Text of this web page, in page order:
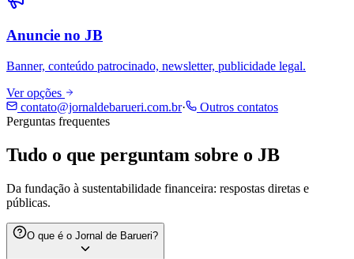
Anuncie no JB
Banner, conteúdo patrocinado, newsletter, publicidade legal.
Ver opções
contato@jornaldebarueri.com.br·
Outros contatos
Perguntas frequentes
Tudo o que perguntam sobre o JB
Da fundação à sustentabilidade financeira: respostas diretas e
públicas.
O que é o Jornal de Barueri?